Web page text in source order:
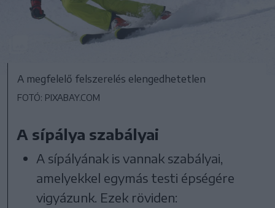
A megfelelő felszerelés elengedhetetlen
FOTÓ: PIXABAY.COM
A sípálya szabályai
A sípályának is vannak szabályai,
amelyekkel egymás testi épségére
vigyázunk. Ezek röviden: